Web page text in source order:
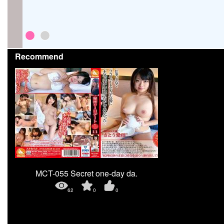
Recommend
MCT-055 Secret one-day da.
62 0 0